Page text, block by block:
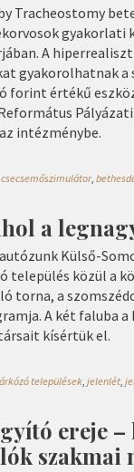
Tracheostomy
gyakorlati
A
gyakorolhatnak a
forint értékű
intézménybe.
csecsemőszimulátor,
a
Külső-
település közül a
torna, a
A két faluba a
kísértük el.
települések, jelenlét,
ereje –
szakmai